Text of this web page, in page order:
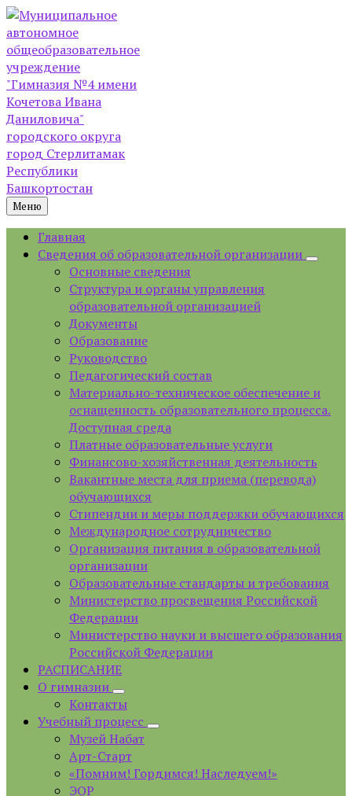
Skip
to
content
Skip
to
left
sidebar
Skip
to
right
sidebar
Skip
to
footer
Меню
Главная
Сведения об образовательной организации
Основные сведения
Структура и органы управления
образовательной организацией
Документы
Образование
Руководство
Педагогический состав
Материально-техническое обеспечение и
оснащенность образовательного процесса.
Доступная среда
Платные образовательные услуги
Финансово-хозяйственная деятельность
Вакантные места для приема (перевода)
обучающихся
Стипендии и меры поддержки обучающихся
Международное сотрудничество
Организация питания в образовательной
организации
Образовательные стандарты и требования
Министерство просвещения Российской
Федерации
Министерство науки и высшего образования
Российской Федерации
РАСПИСАНИЕ
О гимназии
Контакты
Учебный процесс
Музей Набат
Арт-Старт
«Помним! Гордимся! Наследуем!»
ЭОР